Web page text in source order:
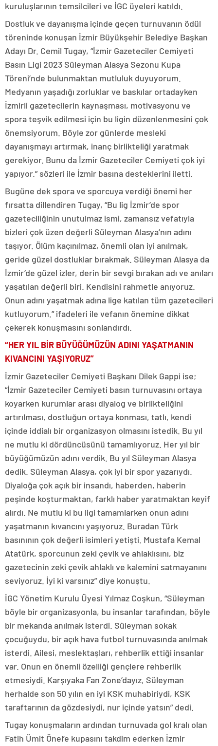
kuruluşlarının temsilcileri ve İGC üyeleri katıldı.
Dostluk ve dayanışma içinde geçen turnuvanın ödül
töreninde konuşan İzmir Büyükşehir Belediye Başkan
Adayı Dr. Cemil Tugay, “İzmir Gazeteciler Cemiyeti
Basın Ligi 2023 Süleyman Alasya Sezonu Kupa
Töreni’nde bulunmaktan mutluluk duyuyorum.
Medyanın yaşadığı zorluklar ve baskılar ortadayken
İzmirli gazetecilerin kaynaşması, motivasyonu ve
spora teşvik edilmesi için bu ligin düzenlenmesini çok
önemsiyorum. Böyle zor günlerde mesleki
dayanışmayı artırmak, inanç birlikteliği yaratmak
gerekiyor. Bunu da İzmir Gazeteciler Cemiyeti çok iyi
yapıyor.” sözleri ile İzmir basına desteklerini iletti.
Bugüne dek spora ve sporcuya verdiği önemi her
fırsatta dillendiren Tugay, “Bu lig İzmir’de spor
gazeteciliğinin unutulmaz ismi, zamansız vefatıyla
bizleri çok üzen değerli Süleyman Alasya’nın adını
taşıyor. Ölüm kaçınılmaz, önemli olan iyi anılmak,
geride güzel dostluklar bırakmak. Süleyman Alasya da
İzmir’de güzel izler, derin bir sevgi bırakan adı ve anıları
yaşatılan değerli biri. Kendisini rahmetle anıyoruz.
Onun adını yaşatmak adına lige katılan tüm gazetecileri
kutluyorum.” ifadeleri ile vefanın önemine dikkat
çekerek konuşmasını sonlandırdı.
“HER YIL BİR BÜYÜĞÜMÜZÜN ADINI YAŞATMANIN
KIVANCINI YAŞIYORUZ”
İzmir Gazeteciler Cemiyeti Başkanı Dilek Gappi ise;
“İzmir Gazeteciler Cemiyeti basın turnuvasını ortaya
koyarken kurumlar arası diyalog ve birlikteliğini
artırılması, dostluğun ortaya konması, tatlı, kendi
içinde iddialı bir organizasyon olmasını istedik. Bu yıl
ne mutlu ki dördüncüsünü tamamlıyoruz. Her yıl bir
büyüğümüzün adını verdik. Bu yıl Süleyman Alasya
dedik. Süleyman Alasya, çok iyi bir spor yazarıydı.
Diyaloğa çok açık bir insandı, haberden, haberin
peşinde koşturmaktan, farklı haber yaratmaktan keyif
alırdı. Ne mutlu ki bu ligi tamamlarken onun adını
yaşatmanın kıvancını yaşıyoruz. Buradan Türk
basınının çok değerli isimleri yetişti. Mustafa Kemal
Atatürk, sporcunun zeki çevik ve ahlaklısını, biz
gazetecinin zeki çevik ahlaklı ve kalemini satmayanını
seviyoruz. İyi ki varsınız” diye konuştu.
İGC Yönetim Kurulu Üyesi Yılmaz Coşkun, “Süleyman
böyle bir organizasyonla, bu insanlar tarafından, böyle
bir mekanda anılmak isterdi. Süleyman sokak
çocuğuydu, bir açık hava futbol turnuvasında anılmak
isterdi. Ailesi, meslektaşları, rehberlik ettiği insanlar
var. Onun en önemli özelliği gençlere rehberlik
etmesiydi. Karşıyaka Fan Zone’dayız, Süleyman
herhalde son 50 yılın en iyi KSK muhabiriydi, KSK
taraftarının da gözdesiydi, nur içinde yatsın” dedi.
Tugay konuşmaların ardından turnuvada gol kralı olan
Fatih Ümit Önel’e kupasını takdim ederken İzmir